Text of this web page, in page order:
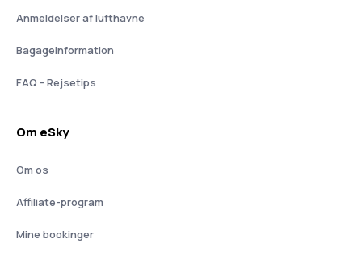
Anmeldelser af lufthavne
Bagageinformation
FAQ - Rejsetips
Om eSky
Om os
Affiliate-program
Mine bookinger